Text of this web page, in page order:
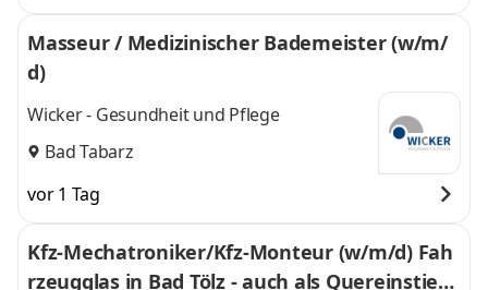
Masseur / Medizinischer Bademeister (w/m/
d)
Wicker - Gesundheit und Pflege
Bad Tabarz
vor 1 Tag
Kfz-Mechatroniker/Kfz-Monteur (w/m/d) Fah
rzeugglas in Bad Tölz - auch als Quereinstieg